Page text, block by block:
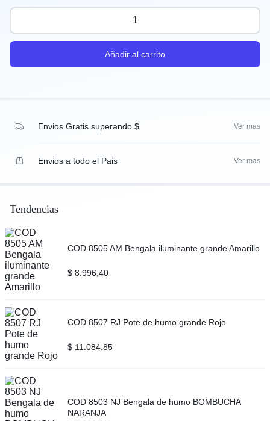
Añadir al carrito
Envios Gratis superando $ Ver mas
Envios a todo el Pais Ver mas
Tendencias
COD 8505 AM Bengala iluminante grande Amarillo
$ 8.996,40
COD 8507 RJ Pote de humo grande Rojo
$ 11.084,85
COD 8503 NJ Bengala de humo BOMBUCHA
NARANJA